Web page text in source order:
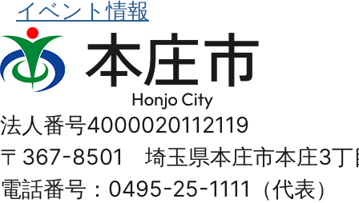
イベント情報
本
庄
Honjo
City
法人番号4000020112119
〒367-8501 埼玉県本庄市本庄3丁
電話番号：0495-25-1111（代表）